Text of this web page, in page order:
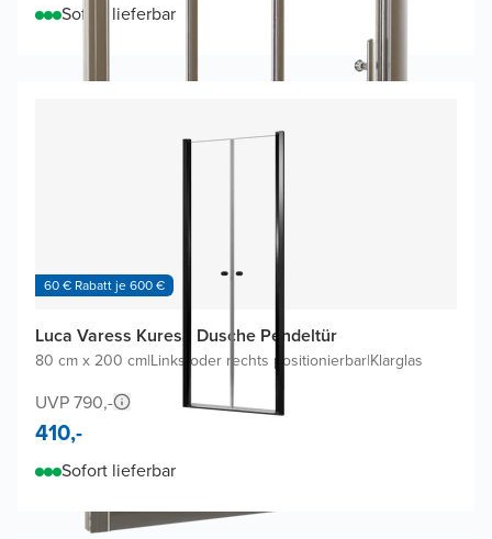
Sofort lieferbar
60 € Rabatt je 600 €
Luca Varess Kuresa Dusche Pendeltür
80 cm x 200 cm|Links oder rechts positionierbar|Klarglas
UVP 790,-
410,-
Sofort lieferbar